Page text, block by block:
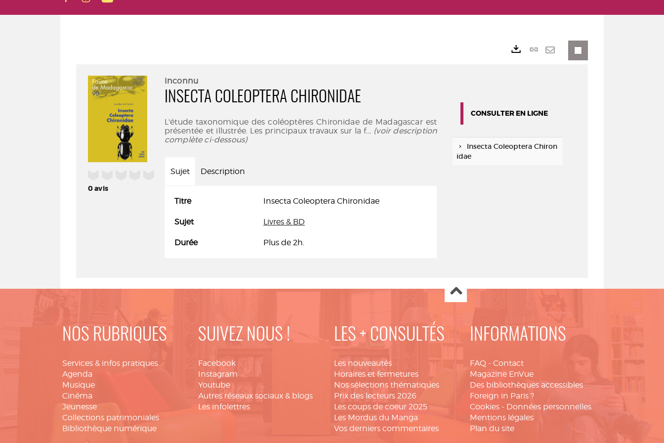
0avis
Inconnu
INSECTA COLEOPTERA CHIRONIDAE
L'étude taxonomique des coléoptères Chironidae de Madagascar est
présentée et illustrée. Les principaux travaux sur la f... (voir description
complète ci-dessous)
Sujet Description
Titre Insecta Coleoptera Chironidae
Sujet Livres & BD
Durée Plus de 2h.
Lien
CONSULTER EN LIGNE
Insecta Coleoptera Chiron
idae
NOS RUBRIQUES
Services & infos pratiques
Agenda
Musique
Cinéma
Jeunesse
Collections patrimoniales
Bibliothèque numérique
SUIVEZ NOUS !
Facebook
Instagram
Youtube
Autres réseaux sociaux & blogs
Les infolettres
LES + CONSULTÉS
Les nouveautés
Horaires et fermetures
Nos sélections thématiques
Prix des lecteurs 2026
Les coups de coeur 2025
Les Mordus du Manga
Vos derniers commentaires
INFORMATIONS
FAQ - Contact
Magazine EnVue
Des bibliothèques accessibles
Foreign in Paris ?
Cookies - Données personnelles
Mentions légales
Plan du site